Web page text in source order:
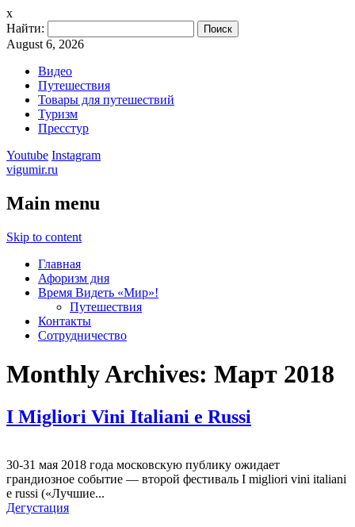
x
Найти:
August 6, 2026
Видео
Путешествия
Товары для путешествий
Туризм
Пресстур
Youtube Instagram
vigumir.ru
Main menu
Skip to content
Главная
Афоризм дня
Время Видеть «Мир»!
Путешествия
Контакты
Сотрудничество
Monthly Archives: Март 2018
I Migliori Vini Italiani e Russi
30-31 мая 2018 года московскую публику ожидает
грандиозное событие — второй фестиваль I migliori vini italiani
e russi («Лучшие...
Дегустация